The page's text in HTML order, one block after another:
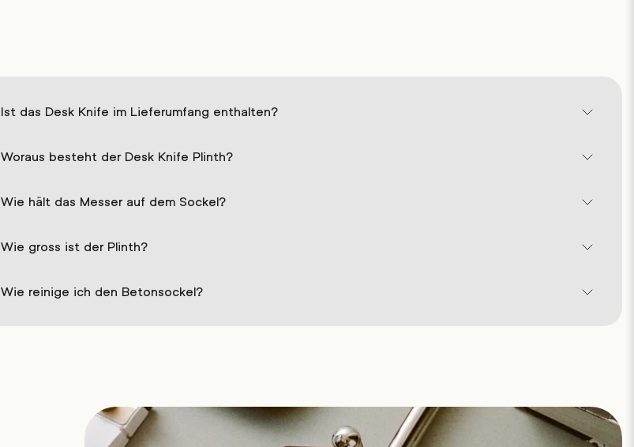
Ist das Desk Knife im Lieferumfang enthalten?
Woraus besteht der Desk Knife Plinth?
Wie hält das Messer auf dem Sockel?
Wie gross ist der Plinth?
Wie reinige ich den Betonsockel?